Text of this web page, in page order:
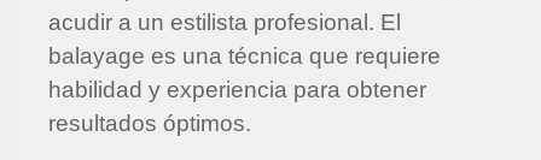
acudir a un estilista profesional. El
balayage es una técnica que requiere
habilidad y experiencia para obtener
resultados óptimos.